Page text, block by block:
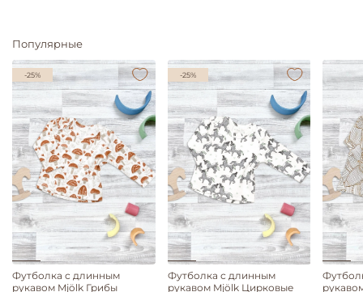
Популярные
-25%
Футболка с длинным
рукавом Mjölk Грибы
-25%
Футболка с длинным
рукавом Mjölk Цирковые